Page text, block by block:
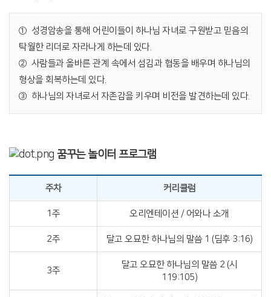
① 성경암송을 통해 어린이들이 하나님 자녀로 구원받고 믿음의
탁월한 리더로 자라나게 하는데 있다.
② 사람들과 올바른 관계 속에서 섬김과 협동을 배우며 하나님의
형상을 회복하는데 있다.
③ 하나님의 자녀로서 자존감을 키우며 비전을 발견하는데 있다.
꿈꾸는 놀이터 프로그램
주차 커리큘럼
1주 오리엔테이션 / 어와나 소개
2주 달고 오묘한 하나님의 말씀 1 (딤후 3:16)
3주
달고 오묘한 하나님의 말씀 2 (시
119:105)